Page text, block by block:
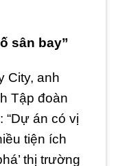
sân bay”
City, anh
Tập đoàn
“Dự án có vị
tiện ích
thị trường